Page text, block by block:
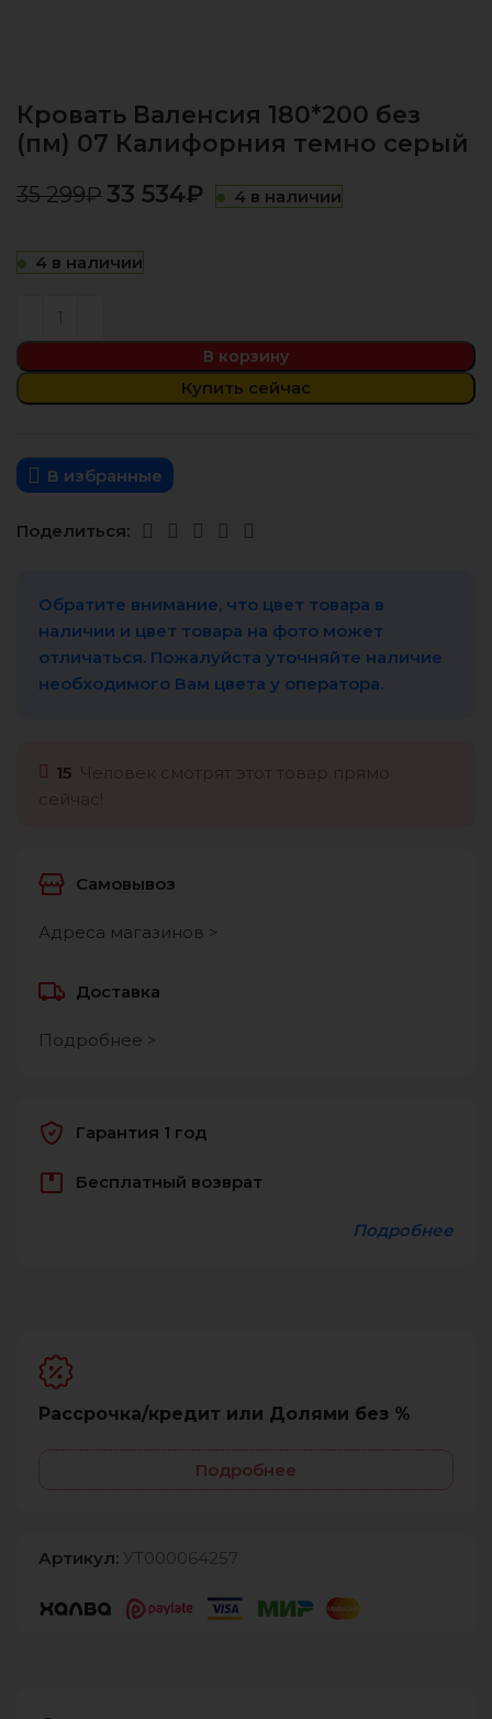
Кровать Валенсия 180*200 без
(пм) 07 Калифорния темно серый
35 299₽ 33 534₽ 4 в наличии
4 в наличии
В корзину
Купить сейчас
В избранные
Поделиться:
Обратите внимание, что цвет товара в
наличии и цвет товара на фото может
отличаться. Пожалуйста уточняйте наличие
необходимого Вам цвета у оператора.
15
Самовывоз
Адреса магазинов >
Доставка
Подробнее >
Гарантия 1 год
Бесплатный возврат
Подробнее
Рассрочка/кредит или Долями без %
Подробнее
Артикул: УТ000064257